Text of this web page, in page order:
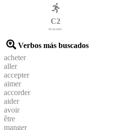
C2
Avanzado
Verbos más buscados
acheter
aller
accepter
aimer
accorder
aider
avoir
être
manger